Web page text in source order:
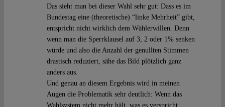
Das sieht man bei dieser Wahl sehr gut: Dass es im
Bundestag eine (theoretische) “linke Mehrheit” gibt,
entspricht nicht wirklich dem Wählerwillen. Denn
wenn man die Sperrklausel auf 3, 2 oder 1% senken
würde und also die Anzahl der genullten Stimmen
drastisch reduziert, sähe das Bild plötzlich ganz
anders aus.
Und genau an diesem Ergebnis wird in meinen
Augen die Problematik sehr deutlich: Wenn das
Wahlsystem nicht mehr hält, was es verspricht,